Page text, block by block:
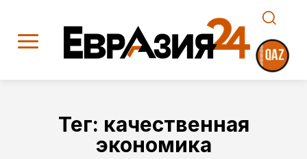
Тег: качественная
экономика